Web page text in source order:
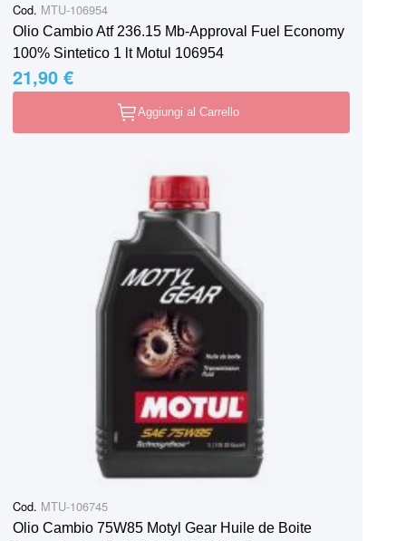
Cod. MTU-106954
Olio Cambio Atf 236.15 Mb-Approval Fuel Economy
100% Sintetico 1 lt Motul 106954
21,90 €
Aggiungi al Carrello
Cod. MTU-106745
Olio Cambio 75W85 Motyl Gear Huile de Boite